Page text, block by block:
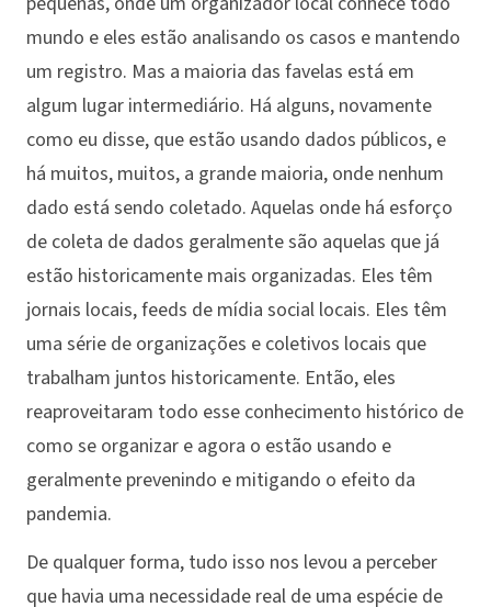
mundo e eles estão analisando os casos e mantendo
um registro. Mas a maioria das favelas está em
algum lugar intermediário. Há alguns, novamente
como eu disse, que estão usando dados públicos, e
há muitos, muitos, a grande maioria, onde nenhum
dado está sendo coletado. Aquelas onde há esforço
de coleta de dados geralmente são aquelas que já
estão historicamente mais organizadas. Eles têm
jornais locais, feeds de mídia social locais. Eles têm
uma série de organizações e coletivos locais que
trabalham juntos historicamente. Então, eles
reaproveitaram todo esse conhecimento histórico de
como se organizar e agora o estão usando e
geralmente prevenindo e mitigando o efeito da
pandemia.
De qualquer forma, tudo isso nos levou a perceber
que havia uma necessidade real de uma espécie de